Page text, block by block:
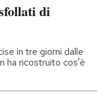
di
in tre giorni dalle
ha ricostruito cos'è